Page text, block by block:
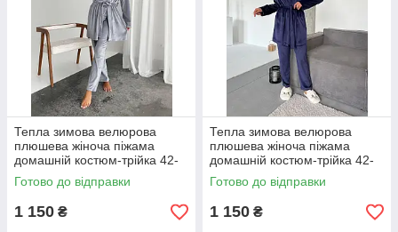
Тепла зимова велюрова
плюшева жіноча піжама
домашній костюм-трійка 42-
44; 46-48; 50-52
Готово до відправки
1 150 ₴
Тепла зимова велюрова
плюшева жіноча піжама
домашній костюм-трійка 42-
44; 46-48; 50-52
Готово до відправки
1 150 ₴